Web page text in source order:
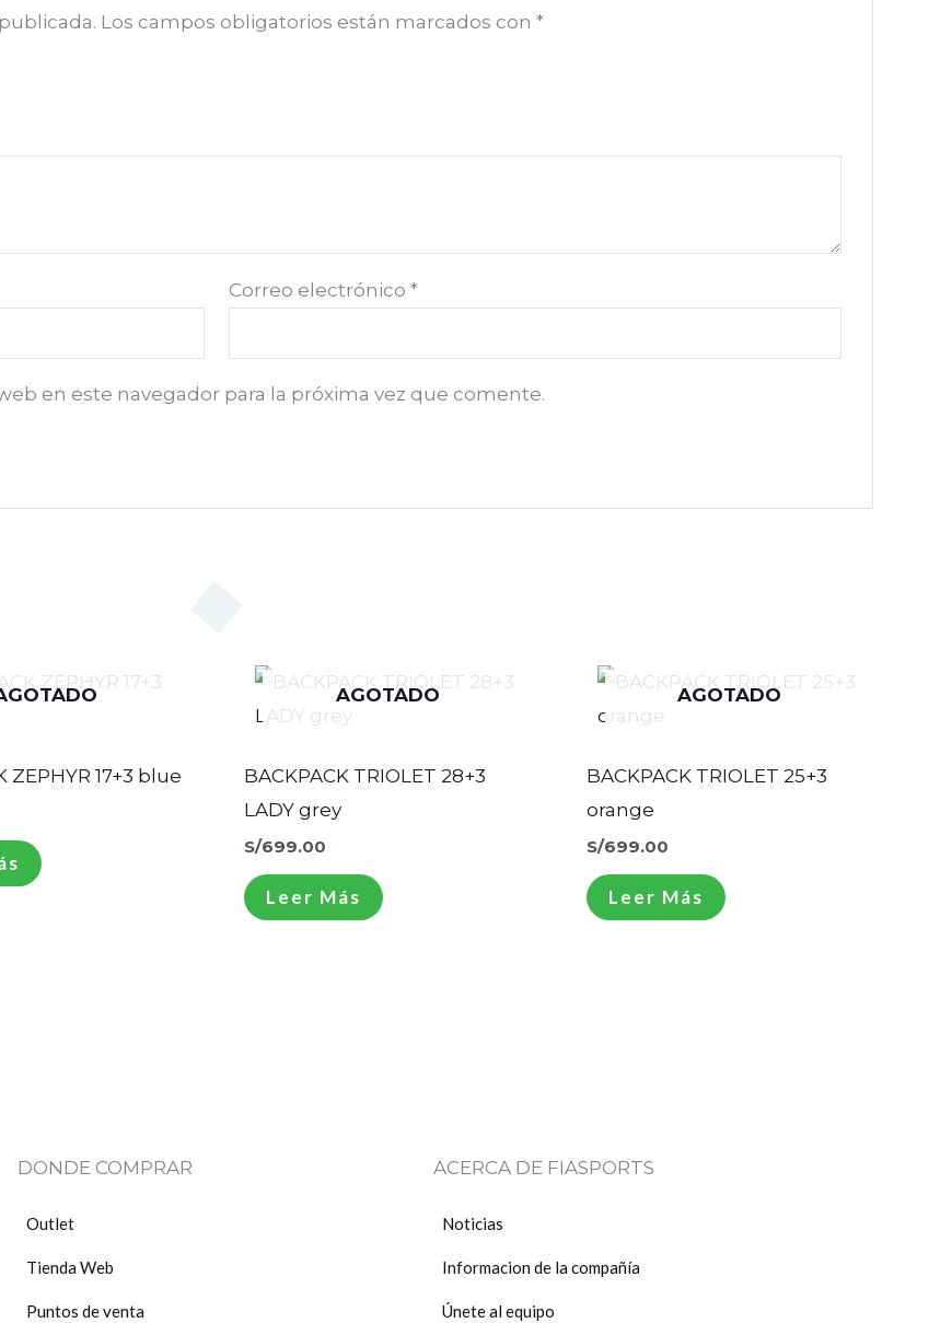
Los campos obligatorios están marcados con*
Correo electrónico*
en este navegador para la próxima vez que comente.
ZEPHYR 17+3 blue
AGOTADO
BACKPACK TRIOLET 28+3
LADY grey
S/699.00
Leer Más
AGOTADO
BACKPACK TRIOLET 25+3
orange
S/699.00
Leer Más
DONDE COMPRAR
Outlet
Tienda Web
Puntos de venta
ACERCA DE FIASPORTS
Noticias
Informacion de la compañía
Únete al equipo